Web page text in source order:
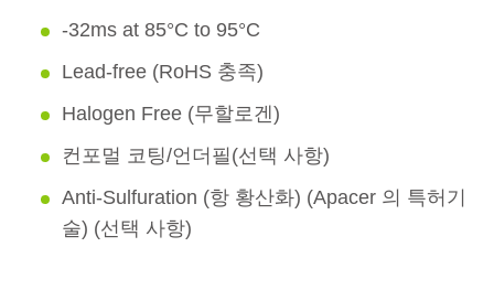
-32ms at 85°C to 95°C
Lead-free (RoHS 충족)
Halogen Free (무할로겐)
컨포멀 코팅/언더필(선택 사항)
Anti-Sulfuration (항 황산화) (Apacer 의 특허기
술) (선택 사항)